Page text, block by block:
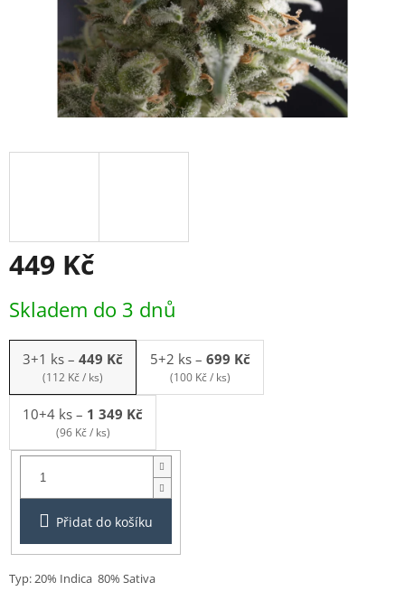
449 Kč
cena:
Skladem do 3 dnů
3+1 ks – 449 Kč
(112 Kč / ks)
5+2 ks – 699 Kč
(100 Kč / ks)
10+4 ks – 1 349 Kč
(96 Kč / ks)
Balení:
3+1ks
Přidat do košíku
Typ: 20% Indica 80% Sativa